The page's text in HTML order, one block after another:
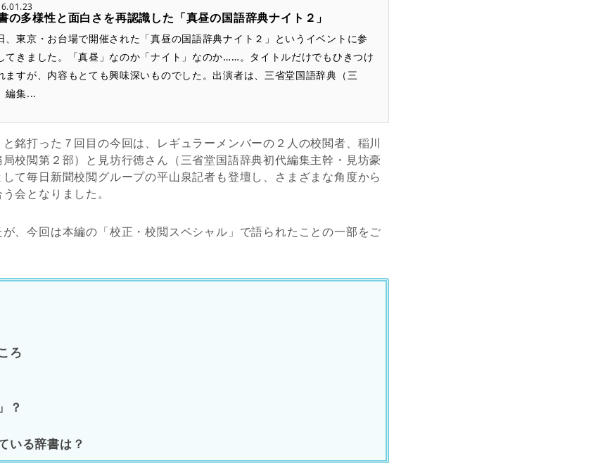
の多様性と面白さを再認識した「真昼の国語辞典ナイト２」
、東京・お台場で開催された「真昼の国語辞典ナイト２」というイベントに参
てきました。「真昼」なのか「ナイト」なのか……。タイトルだけでもひきつけ
ますが、内容もとても興味深いものでした。出演者は、三省堂国語辞典（三
編集...
と銘打った７回目の今回は、レギュラーメンバーの２人の校閲者、稲川
校閲第２部）と見坊行徳さん（三省堂国語辞典初代編集主幹・見坊豪
て毎日新聞校閲グループの平山泉記者も登壇し、さまざまな角度から
会となりました。
、今回は本編の「校正・校閲スペシャル」で語られたことの一部をご
ろ
？
いる辞書は？